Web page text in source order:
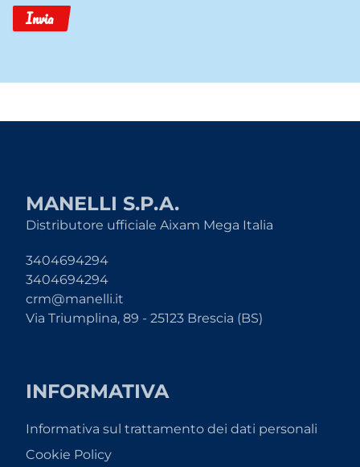
Invia
MANELLI S.P.A.
Distributore ufficiale Aixam Mega Italia
3404694294
3404694294
crm@manelli.it
Via Triumplina, 89 - 25123 Brescia (BS)
INFORMATIVA
Informativa sul trattamento dei dati personali
Cookie Policy